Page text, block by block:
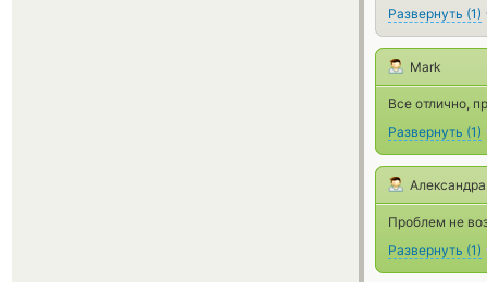
Развернуть (1)
Mark
Все отлично,
Развернуть (1)
Александра
Проблем не
Развернуть (1)